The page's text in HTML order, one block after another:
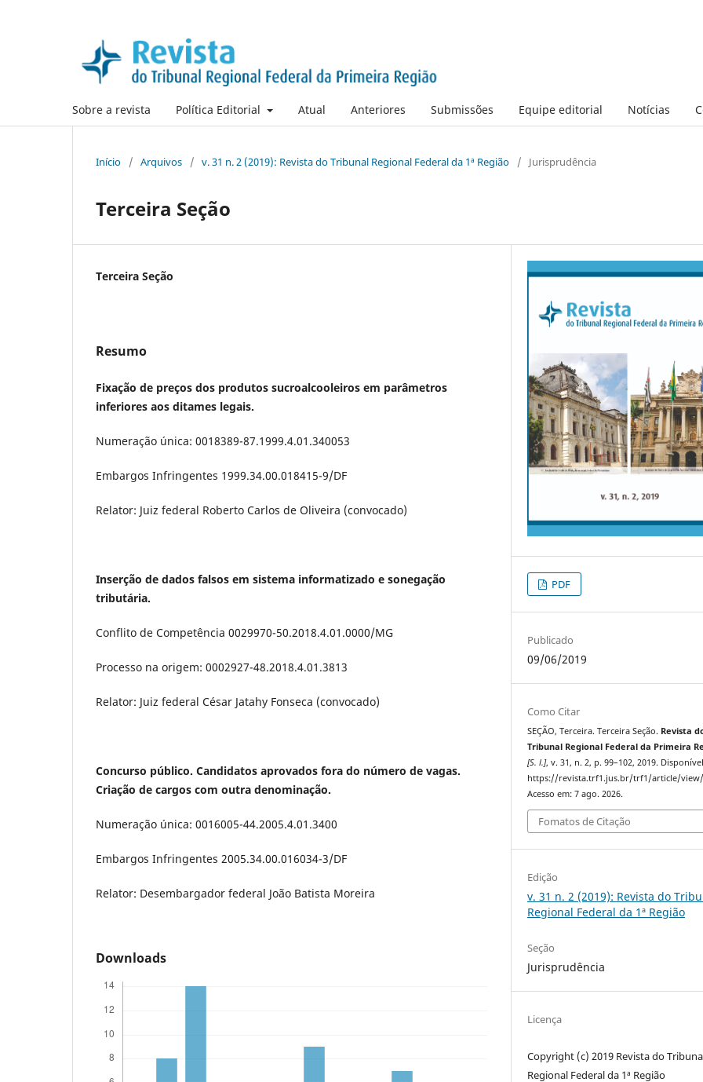
Sobre a revista Política Editorial Atual Anteriores Submissões Equipe editorial Notícias
Início / Arquivos / v. 31 n. 2 (2019): Revista do Tribunal Regional Federal da 1ª Região / Jurisprudência
Terceira Seção
Terceira Seção
Resumo
Fixação de preços dos produtos sucroalcooleiros em parâmetros
inferiores aos ditames legais.
Numeração única: 0018389-87.1999.4.01.340053
Embargos Infringentes 1999.34.00.018415-9/DF
Relator: Juiz federal Roberto Carlos de Oliveira (convocado)
Inserção de dados falsos em sistema informatizado e sonegação
tributária.
Conflito de Competência 0029970-50.2018.4.01.0000/MG
Processo na origem: 0002927-48.2018.4.01.3813
Relator: Juiz federal César Jatahy Fonseca (convocado)
Concurso público. Candidatos aprovados fora do número de vagas.
Criação de cargos com outra denominação.
Numeração única: 0016005-44.2005.4.01.3400
Embargos Infringentes 2005.34.00.016034-3/DF
Relator: Desembargador federal João Batista Moreira
Downloads
PDF
Publicado
09/06/2019
Como Citar
SEÇÃO, Terceira. Terceira Seção. Revista
Tribunal Regional Federal da Primeira
[S. l.], v. 31, n. 2, p. 99–102, 2019.
https://revista.trf1.jus.br/trf1/article/view/
Acesso em: 7 ago. 2026.
Fomatos de Citação
Edição
v. 31 n. 2 (2019): Revista do
Regional Federal da 1ª Região
Seção
Jurisprudência
Licença
Copyright (c) 2019 Revista do
Regional Federal da 1ª Região